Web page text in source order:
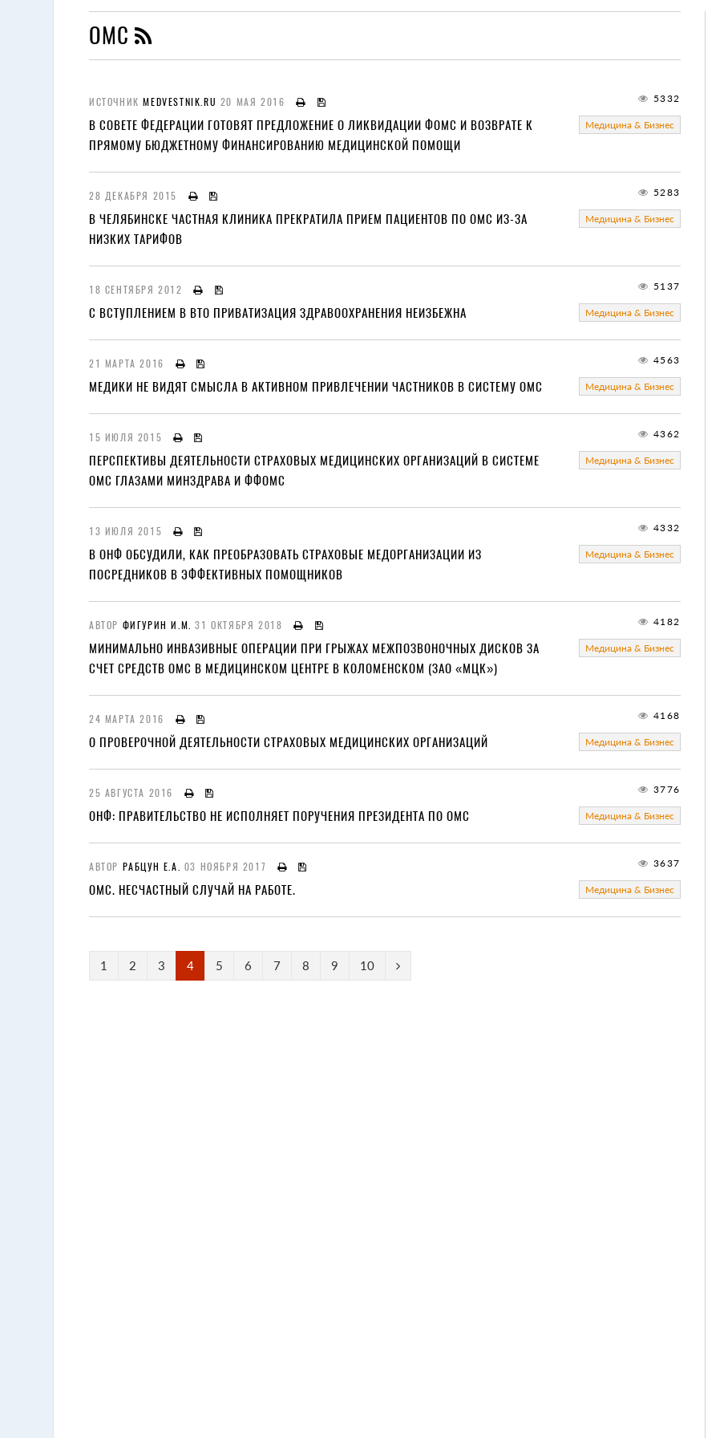
ОМС
ИСТОЧНИКMEDVESTNIK.RU 20 МАЯ 2016 5332
В СОВЕТЕ ФЕДЕРАЦИИ ГОТОВЯТ ПРЕДЛОЖЕНИЕ О ЛИКВИДАЦИИ ФОМС И ВОЗВРАТЕ К
ПРЯМОМУ БЮДЖЕТНОМУ ФИНАНСИРОВАНИЮ МЕДИЦИНСКОЙ ПОМОЩИ
Медицина & Бизнес
28 ДЕКАБРЯ 2015 5283
В ЧЕЛЯБИНСКЕ ЧАСТНАЯ КЛИНИКА ПРЕКРАТИЛА ПРИЕМ ПАЦИЕНТОВ ПО ОМС ИЗ-ЗА
НИЗКИХ ТАРИФОВ
Медицина & Бизнес
18 СЕНТЯБРЯ 2012 5137
С ВСТУПЛЕНИЕМ В ВТО ПРИВАТИЗАЦИЯ ЗДРАВООХРАНЕНИЯ НЕИЗБЕЖНА Медицина & Бизнес
21 МАРТА 2016 4563
МЕДИКИ НЕ ВИДЯТ СМЫСЛА В АКТИВНОМ ПРИВЛЕЧЕНИИ ЧАСТНИКОВ В СИСТЕМУ ОМС Медицина & Бизнес
15 ИЮЛЯ 2015 4362
ПЕРСПЕКТИВЫ ДЕЯТЕЛЬНОСТИ СТРАХОВЫХ МЕДИЦИНСКИХ ОРГАНИЗАЦИЙ В СИСТЕМЕ
ОМС ГЛАЗАМИ МИНЗДРАВА И ФФОМС
Медицина & Бизнес
13 ИЮЛЯ 2015 4332
В ОНФ ОБСУДИЛИ, КАК ПРЕОБРАЗОВАТЬ СТРАХОВЫЕ МЕДОРГАНИЗАЦИИ ИЗ
ПОСРЕДНИКОВ В ЭФФЕКТИВНЫХ ПОМОЩНИКОВ
Медицина & Бизнес
АВТОР ФИГУРИН И.М. 31 ОКТЯБРЯ 2018 4182
МИНИМАЛЬНО ИНВАЗИВНЫЕ ОПЕРАЦИИ ПРИ ГРЫЖАХ МЕЖПОЗВОНОЧНЫХ ДИСКОВ ЗА
СЧЕТ СРЕДСТВ ОМС В МЕДИЦИНСКОМ ЦЕНТРЕ В КОЛОМЕНСКОМ (ЗАО «МЦК»)
Медицина & Бизнес
24 МАРТА 2016 4168
О ПРОВЕРОЧНОЙ ДЕЯТЕЛЬНОСТИ СТРАХОВЫХ МЕДИЦИНСКИХ ОРГАНИЗАЦИЙ Медицина & Бизнес
25 АВГУСТА 2016 3776
ОНФ: ПРАВИТЕЛЬСТВО НЕ ИСПОЛНЯЕТ ПОРУЧЕНИЯ ПРЕЗИДЕНТА ПО ОМС Медицина & Бизнес
АВТОР РАБЦУН Е.А. 03 НОЯБРЯ 2017 3637
ОМС. НЕСЧАСТНЫЙ СЛУЧАЙ НА РАБОТЕ. Медицина & Бизнес
1 2 3 4 5 6 7 8 9 10